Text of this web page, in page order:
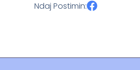
Ndaj Postimin: